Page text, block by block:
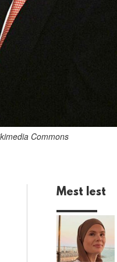
Commons
Mest lest